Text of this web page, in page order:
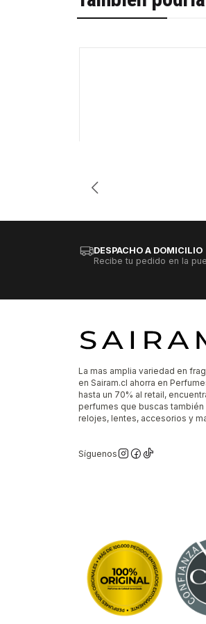
DESPACHO A DOMICILIO
Recibe tu pedido en la
La mas amplia variedad en
en Sairam.cl ahorra en
hasta un 70% al retail,
perfumes que buscas también
relojes, lentes, accesorios y
Síguenos